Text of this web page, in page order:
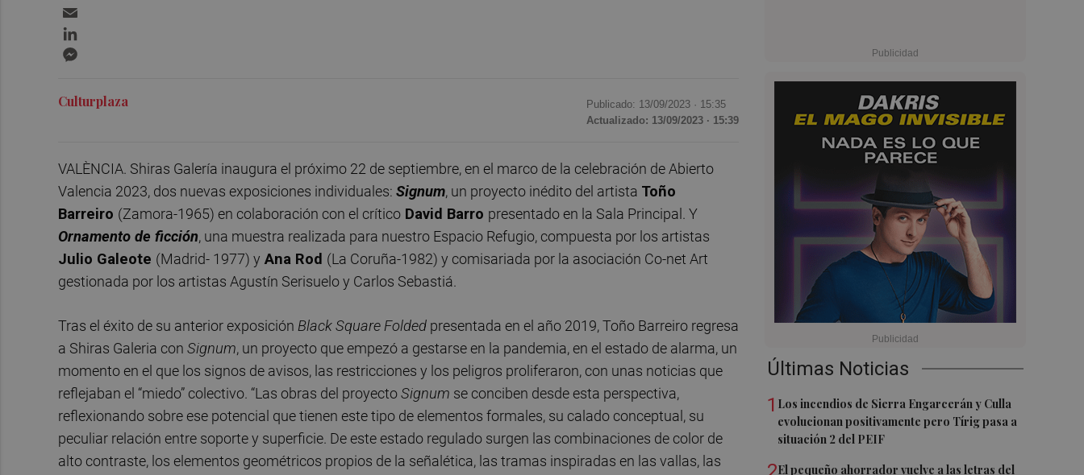
Últimas Noticias
1 Los incendios de Sierra Engarcerán y Culla
evolucionan positivamente pero Tírig pasa a
situación 2 del PEIF
El pequeño ahorrador vuelve a las letras del
Culturplaza Publicado: 13/09/2023 · 15:35
Actualizado: 13/09/2023 · 15:39
VALÈNCIA. Shiras Galería inaugura el próximo 22 de septiembre, en el marco de la celebración de Abierto
Valencia 2023, dos nuevas exposiciones individuales: Signum, un proyecto inédito del artista Toño
Barreiro (Zamora-1965) en colaboración con el crítico David Barro presentado en la Sala Principal. Y
Ornamento de ficción, una muestra realizada para nuestro Espacio Refugio, compuesta por los artistas
Julio Galeote (Madrid- 1977) y Ana Rod (La Coruña-1982) y comisariada por la asociación Co-net Art
gestionada por los artistas Agustín Serisuelo y Carlos Sebastiá.
Tras el éxito de su anterior exposición Black Square Folded presentada en el año 2019, Toño Barreiro regresa
a Shiras Galeria con Signum, un proyecto que empezó a gestarse en la pandemia, en el estado de alarma, un
momento en el que los signos de avisos, las restricciones y los peligros proliferaron, con unas noticias que
reflejaban el “miedo” colectivo. “Las obras del proyectoSignum se conciben desde esta perspectiva,
reflexionando sobre ese potencial que tienen este tipo de elementos formales, su calado conceptual, su
peculiar relación entre soporte y superficie. De este estado regulado surgen las combinaciones de color de
alto contraste, los elementos geométricos propios de la señalética, las tramas inspiradas en las vallas, las